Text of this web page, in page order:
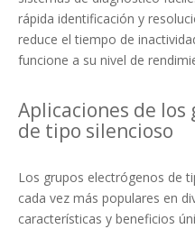
rápida identificación y
reduce el tiempo de
funcione a su nivel de
Aplicaciones de
de tipo silencioso
Los grupos electrógenos de
cada vez más populares en
características y beneficios